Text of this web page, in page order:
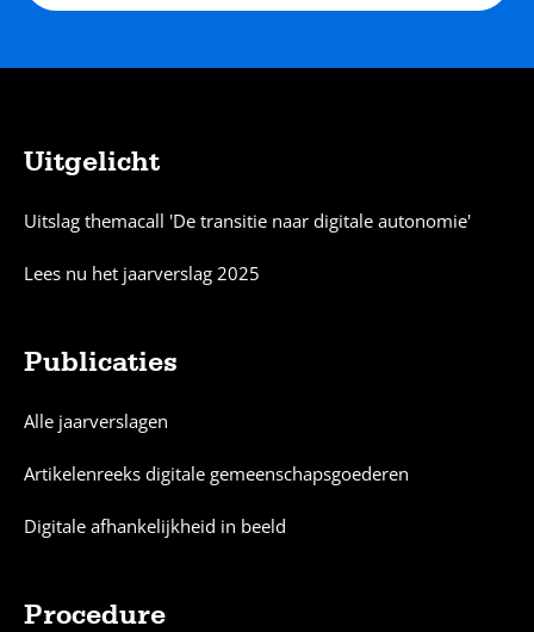
Uitgelicht
Uitslag themacall 'De transitie naar digitale autonomie'
Lees nu het jaarverslag 2025
Publicaties
Alle jaarverslagen
Artikelenreeks digitale gemeenschapsgoederen
Digitale afhankelijkheid in beeld
Procedure